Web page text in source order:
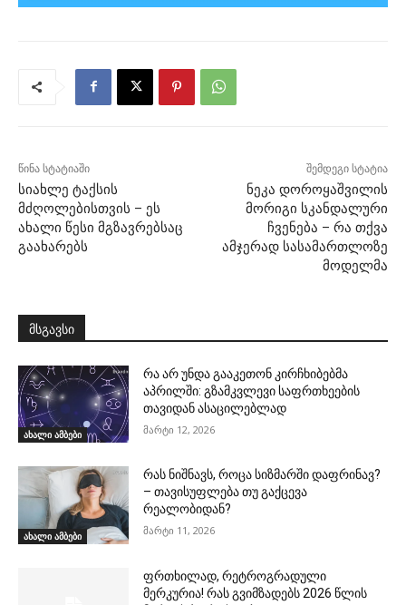
წინა სტატიაში
სიახლე ტაქსის
მძღოლებისთვის – ეს
ახალი წესი მგზავრებსაც
გაახარებს
შემდეგი სტატია
ნეკა დოროყაშვილის
მორიგი სკანდალური
ჩვენება – რა თქვა
ამჯერად სასამართლოზე
მოდელმა
მსგავსი
ახალი ამბები
რა არ უნდა გააკეთონ კირჩხიბებმა
აპრილში: გზამკვლევი საფრთხეების
თავიდან ასაცილებლად
მარტი 12, 2026
ახალი ამბები
რას ნიშნავს, როცა სიზმარში დაფრინავ?
– თავისუფლება თუ გაქცევა
რეალობიდან?
მარტი 11, 2026
ფრთხილად, რეტროგრადული
მერკურია! რას გვიმზადებს 2026 წლის